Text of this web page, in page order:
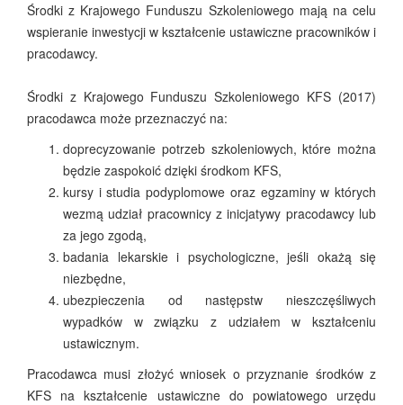
Środki z Krajowego Funduszu Szkoleniowego mają na celu
wspieranie inwestycji w kształcenie ustawiczne pracowników i
pracodawcy.
Środki z Krajowego Funduszu Szkoleniowego KFS (2017)
pracodawca może przeznaczyć na:
doprecyzowanie potrzeb szkoleniowych, które można
będzie zaspokoić dzięki środkom KFS,
kursy i studia podyplomowe oraz egzaminy w których
wezmą udział pracownicy z inicjatywy pracodawcy lub
za jego zgodą,
badania lekarskie i psychologiczne, jeśli okażą się
niezbędne,
ubezpieczenia od następstw nieszczęśliwych
wypadków w związku z udziałem w kształceniu
ustawicznym.
Pracodawca musi złożyć wniosek o przyznanie środków z
KFS na kształcenie ustawiczne do powiatowego urzędu